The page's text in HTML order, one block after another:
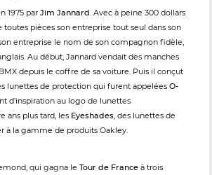
1975 par Jim Jannard. Avec à peine 300 dollars
toutes pièces son entreprise tout seul dans son
entreprise le nom de son compagnon fidèle,
Au début, Jannard vendait des manches
depuis le coffre de sa voiture. Puis il conçut
lunettes de protection qui furent appelées O-
d’inspiration au logo de lunettes
ans plus tard, les Eyeshades, des lunettes de
à la gamme de produits Oakley.
qui gagna le Tour de France à trois